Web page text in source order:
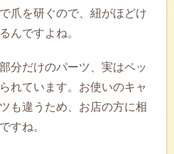
爪を研ぐので、紐がほどけ
んですよね。
分だけのパーツ、実はペッ
れています。お使いのキャ
も違うため、お店の方に相
すね。